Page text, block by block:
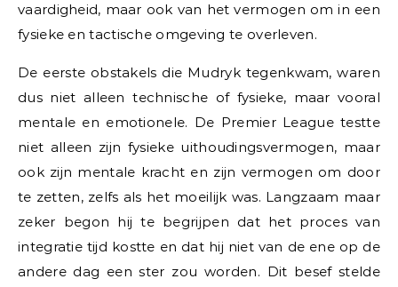
vaardigheid, maar ook van het vermogen om in een
fysieke en tactische omgeving te overleven.
De eerste obstakels die Mudryk tegenkwam, waren
dus niet alleen technische of fysieke, maar vooral
mentale en emotionele. De Premier League testte
niet alleen zijn fysieke uithoudingsvermogen, maar
ook zijn mentale kracht en zijn vermogen om door
te zetten, zelfs als het moeilijk was. Langzaam maar
zeker begon hij te begrijpen dat het proces van
integratie tijd kostte en dat hij niet van de ene op de
andere dag een ster zou worden. Dit besef stelde